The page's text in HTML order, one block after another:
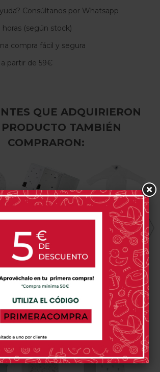
Consúltanos por Whatsapp
horas (según stock)
compra fácil y segura
partir de 59€
QUE ADQUIRIERON
PRODUCTO TAMBIÉN
COMPRARON:
Sonpetit
RABBIT
GRIS/SKY
GRIS
17,65 €
0 opinión(es)
Body Manga
Larga Cambrass
12,70 €
0 opinión(es)
RELACIONADOS